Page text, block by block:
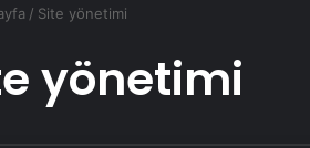
/ Site yönetimi
yönetimi